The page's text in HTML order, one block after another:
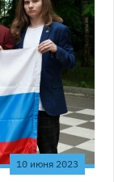
10 июня 2023